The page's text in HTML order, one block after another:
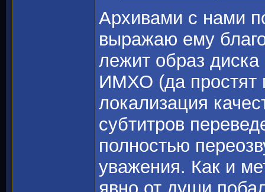
Архивами с нами
выражаю ему
лежит образ
ИМХО (да простят
локализация
субтитров
полностью
уважения. Как и